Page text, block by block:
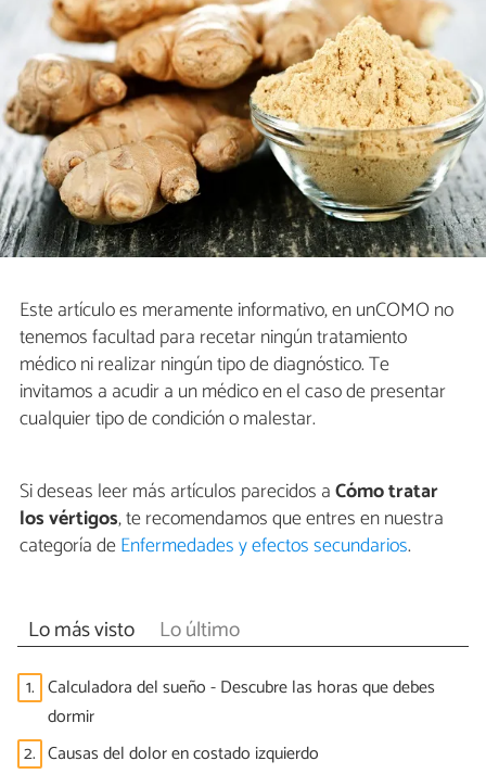
Este artículo es meramente informativo, en unCOMO no
tenemos facultad para recetar ningún tratamiento
médico ni realizar ningún tipo de diagnóstico. Te
invitamos a acudir a un médico en el caso de presentar
cualquier tipo de condición o malestar.
Si deseas leer más artículos parecidos aCómo tratar
los vértigos, te recomendamos que entres en nuestra
categoría deEnfermedades y efectos secundarios.
Lo más visto Lo último
1. Calculadora del sueño - Descubre las horas que debes
dormir
2. Causas del dolor en costado izquierdo